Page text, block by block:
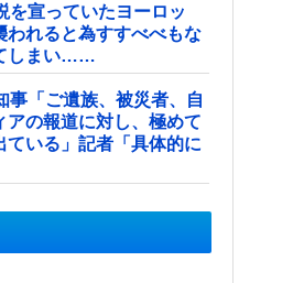
を宣っていたヨーロッ
われると為すすべべもな
しまい……
事「ご遺族、被災者、自
アの報道に対し、極めて
ている」記者「具体的に